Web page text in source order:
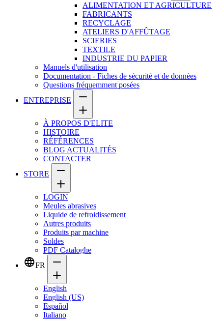
ALIMENTATION ET AGRICULTURE
FABRICANTS
RECYCLAGE
ATELIERS D'AFFÛTAGE
SCIERIES
TEXTILE
INDUSTRIE DU PAPIER
Manuels d'utilisation
Documentation - Fiches de sécurité et de données
Questions fréquemment posées
ENTREPRISE
À PROPOS D'ELITE
HISTOIRE
RÉFÉRENCES
BLOG ACTUALITÉS
CONTACTER
STORE
LOGIN
Meules abrasives
Liquide de refroidissement
Autres produits
Produits par machine
Soldes
PDF Cataloghe
FR
English
English (US)
Español
Italiano